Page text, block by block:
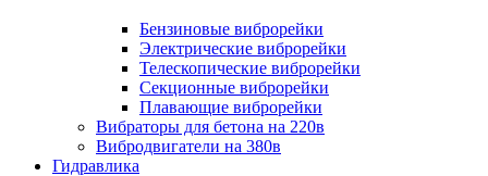
Бензиновые виброрейки
Электрические виброрейки
Телескопические виброрейки
Секционные виброрейки
Плавающие виброрейки
Вибраторы для бетона на 220в
Вибродвигатели на 380в
Гидравлика